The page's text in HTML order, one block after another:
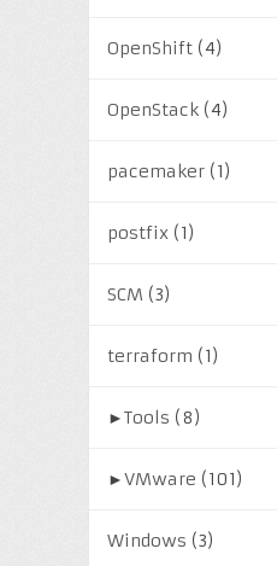
OpenShift(4)
OpenStack(4)
pacemaker(1)
postfix(1)
SCM (3)
terraform (1)
►Tools (8)
►VMware (101)
Windows (3)